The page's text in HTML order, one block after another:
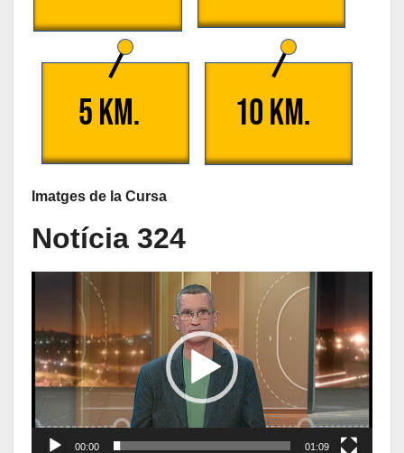
Imatges de la Cursa
Notícia 324
Reproductor
vídeo
00:00 01:09